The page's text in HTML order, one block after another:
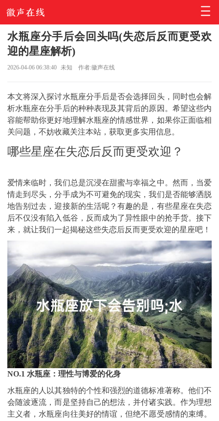
水瓶座分手后会回头吗(失恋后反而更受欢
迎的星座解析)
2026-04-06 06:38:40 未知 作者:徽声在线
本文将深入探讨水瓶座分手后是否会选择回头，同时也会解
析水瓶座在分手后的种种表现及其背后的原因。希望这些内
容能帮助你更好地理解水瓶座的情感世界，如果你正面临相
关问题，不妨收藏关注本站，获取更多实用信息。
哪些星座在失恋后反而更受欢迎？
爱情来临时，我们总是沉浸在甜蜜与幸福之中。然而，当爱
情走到尽头，分手成为不可避免的现实，我们是否能够洒脱
地告别过去，迎接新的生活呢？有趣的是，有些星座在失恋
后不仅没有陷入低谷，反而成为了异性眼中的抢手货。接下
来，就让我们一起揭秘这些失恋后反而更受欢迎的星座吧！
NO.1 水瓶座：理性与博爱的化身
水瓶座的人以其独特的个性和强烈的道德标准著称。他们不
会随波逐流，而是坚持自己的想法，并付诸实践。作为理想
主义者，水瓶座向往美好的情谊，但绝不愿受感情的束缚。